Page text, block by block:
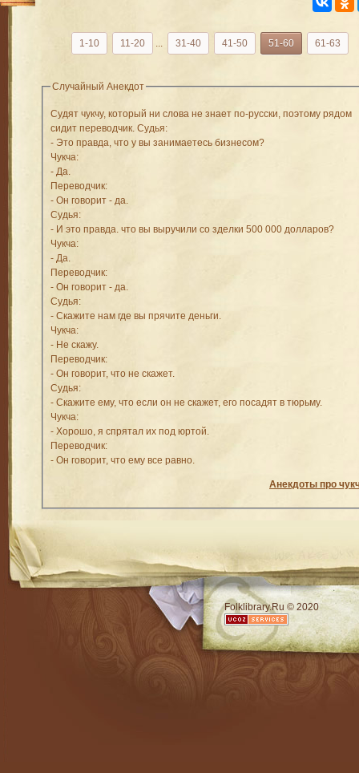
1-10 11-20 ... 31-40 41-50 51-60 61-63
Случайный Анекдот
Cудят чукчу, который ни слова не знает по-русски, поэтому рядом
сидит переводчик. Судья:
- Это правда, что у вы занимаетесь бизнесом?
Чукча:
- Да.
Переводчик:
- Он говорит - да.
Судья:
- И это правда. что вы выручили со зделки 500 000 долларов?
Чукча:
- Да.
Переводчик:
- Он говорит - да.
Судья:
- Скажите нам где вы прячите деньги.
Чукча:
- Не скажу.
Переводчик:
- Он говорит, что не скажет.
Cудья:
- Скажите ему, что если он не скажет, его посадят в тюрьму.
Чукча:
- Хорошо, я спрятал их под юртой.
Переводчик:
- Oн говорит, что ему все равно.
Анекдоты про
Folklibrary.Ru © 2020
RSS